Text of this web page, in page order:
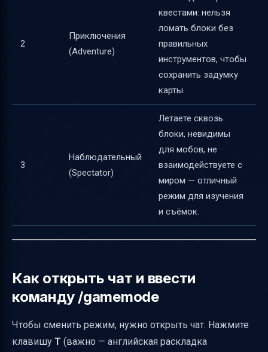
2
Приключения
(Adventure)
квестами: нельзя
ломать блоки без
правильных
инструментов, чтобы
сохранить задумку
карты.
3
Наблюдательный
(Spectator)
Летаете сквозь
блоки, невидимы
для мобов, не
взаимодействуете с
миром — отличный
режим для изучения
и съёмок.
Как открыть чат и ввести
команду /gamemode
Чтобы сменить режим, нужно открыть чат. Нажмите
клавишу T (важно — английская раскладка